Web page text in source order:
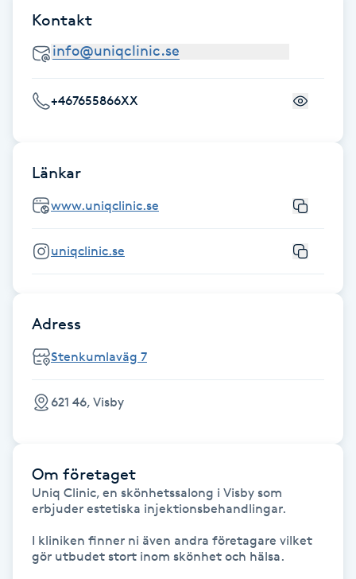
Hatha Yoga
Headspa
Herrklippning
HIFU
Hollywood Peel
Hot Stone Massage
Hot yoga
Huduppstramning
Hudvård
Kontakt
+467655866XX
Länkar
www.uniqclinic.se
uniqclinic.se
Adress
Stenkumlaväg 7
621 46, Visby
Om företaget
Uniq Clinic, en skönhetssalong i Visby som
erbjuder estetiska injektionsbehandlingar.
I kliniken finner ni även andra företagare vilket
gör utbudet stort inom skönhet och hälsa.